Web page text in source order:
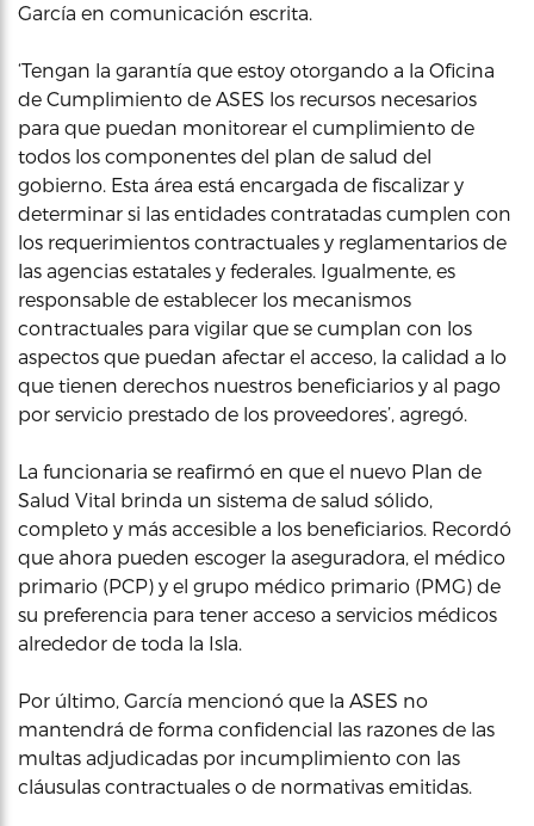
García en comunicación escrita.
‘Tengan la garantía que estoy otorgando a la Oficina
de Cumplimiento de ASES los recursos necesarios
para que puedan monitorear el cumplimiento de
todos los componentes del plan de salud del
gobierno. Esta área está encargada de fiscalizar y
determinar si las entidades contratadas cumplen con
los requerimientos contractuales y reglamentarios de
las agencias estatales y federales. Igualmente, es
responsable de establecer los mecanismos
contractuales para vigilar que se cumplan con los
aspectos que puedan afectar el acceso, la calidad a lo
que tienen derechos nuestros beneficiarios y al pago
por servicio prestado de los proveedores’, agregó.
La funcionaria se reafirmó en que el nuevo Plan de
Salud Vital brinda un sistema de salud sólido,
completo y más accesible a los beneficiarios. Recordó
que ahora pueden escoger la aseguradora, el médico
primario (PCP) y el grupo médico primario (PMG) de
su preferencia para tener acceso a servicios médicos
alrededor de toda la Isla.
Por último, García mencionó que la ASES no
mantendrá de forma confidencial las razones de las
multas adjudicadas por incumplimiento con las
cláusulas contractuales o de normativas emitidas.